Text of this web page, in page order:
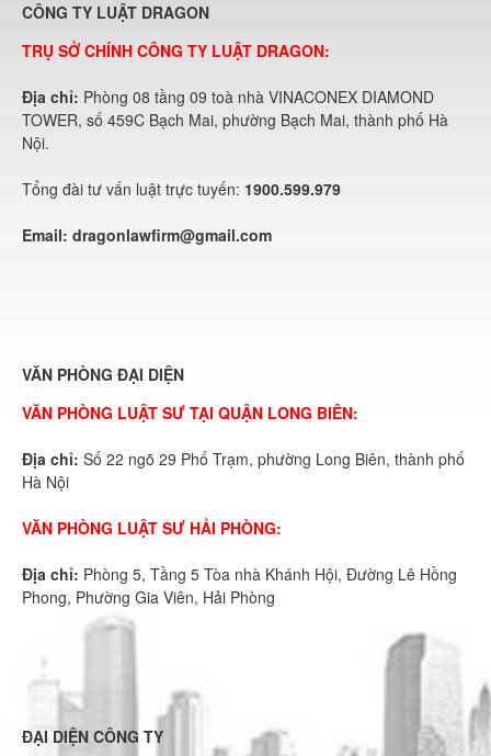
CÔNG TY LUẬT DRAGON
TRỤ SỞ CHÍNH CÔNG TY LUẬT DRAGON:
Địa chỉ: Phòng 08 tầng 09 toà nhà VINACONEX DIAMOND
TOWER, số 459C Bạch Mai, phường Bạch Mai, thành phố Hà
Nội.
Tổng đài tư vấn luật trực tuyến: 1900.599.979
Email: dragonlawfirm@gmail.com
VĂN PHÒNG ĐẠI DIỆN
VĂN PHÒNG LUẬT SƯ TẠI QUẬN LONG BIÊN:
Địa chỉ: Số 22 ngõ 29 Phố Trạm, phường Long Biên, thành phố
Hà Nội
VĂN PHÒNG LUẬT SƯ HẢI PHÒNG:
Địa chỉ: Phòng 5, Tầng 5 Tòa nhà Khánh Hội, Đường Lê Hồng
Phong, Phường Gia Viên, Hải Phòng
ĐẠI DIỆN CÔNG TY